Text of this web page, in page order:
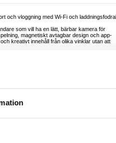
och vloggning med Wi-Fi och laddningsfodral
som vill ha en lätt, bärbar kamera för
magnetiskt avtagbar design och app-
kreativt innehåll från olika vinklar utan att